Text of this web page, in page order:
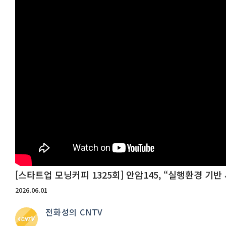
[스타트업 모닝커피 1325회] 안암145, “실행환경 기반
2026.06.01
전화성의 CNTV